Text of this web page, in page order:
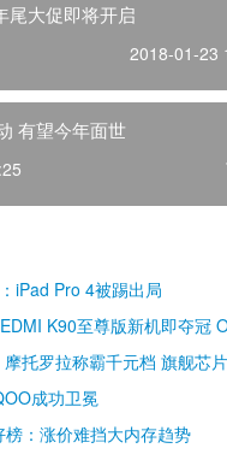
尾大促即将开启
2018-01-23
有望今年面世
iPad Pro 4被踢出局
K90至尊版新机即夺冠
托罗拉称霸千元档 旗舰芯
成功卫冕
：涨价难挡大内存趋势